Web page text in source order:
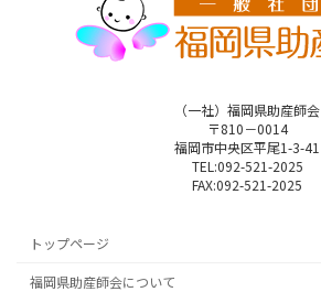
（一社）福岡県助産師会
〒810－0014
福岡市中央区平尾1-3-41
TEL:092-521-2025
FAX:092-521-2025
トップページ
福岡県助産師会について